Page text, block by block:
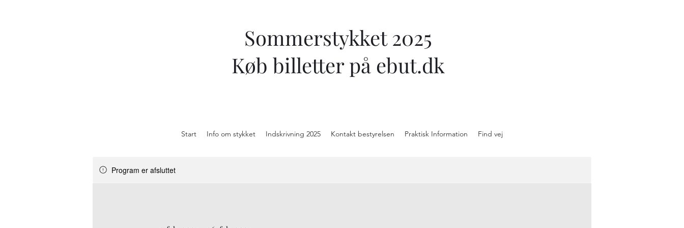
Sommerstykket 2025
Køb billetter på ebut.dk
Start Info om stykket Indskrivning 2025 Kontakt bestyrelsen Praktisk Information Find vej
Program er afsluttet